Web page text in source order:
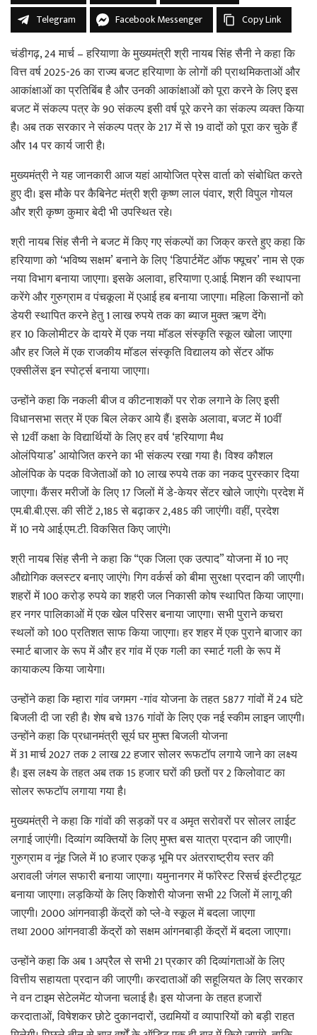
Telegram
Facebook Messenger Copy Link
चंडीगढ़, 24 मार्च – हरियाणा के मुख्यमंत्री श्री नायब सिंह सैनी ने कहा कि
वित्त वर्ष 2025-26 का राज्य बजट हरियाणा के लोगों की प्राथमिकताओं और
आकांक्षाओं का प्रतिबिंब है और उनकी आकांक्षाओं को पूरा करने के लिए इस
बजट में संकल्प पत्र के 90 संकल्प इसी वर्ष पूरे करने का संकल्प व्यक्त किया
है। अब तक सरकार ने संकल्प पत्र के 217 में से 19 वादों को पूरा कर चुके हैं
और 14 पर कार्य जारी है।
मुख्यमंत्री ने यह जानकारी आज यहां आयोजित प्रेस वार्ता को संबोधित करते
हुए दी। इस मौके पर कैबिनेट मंत्री श्री कृष्ण लाल पंवार, श्री विपुल गोयल
और श्री कृष्ण कुमार बेदी भी उपस्थित रहे।
श्री नायब सिंह सैनी ने बजट में किए गए संकल्पों का जिक्र करते हुए कहा कि
हरियाणा को ‘भविष्य सक्षम’ बनाने के लिए ‘डिपार्टमेंट ऑफ फ्यूचर’ नाम से एक
नया विभाग बनाया जाएगा। इसके अलावा, हरियाणा ए.आई. मिशन की स्थापना
करेंगे और गुरुग्राम व पंचकूला में एआई हब बनाया जाएगा। महिला किसानों को
डेयरी स्थापित करने हेतु 1 लाख रुपये तक का ब्याज मुक्त ऋण देंगे।
हर 10 किलोमीटर के दायरे में एक नया मॉडल संस्कृति स्कूल खोला जाएगा
और हर जिले में एक राजकीय मॉडल संस्कृति विद्यालय को सेंटर ऑफ
एक्सीलेंस इन स्पोर्ट्स बनाया जाएगा।
उन्होंने कहा कि नकली बीज व कीटनाशकों पर रोक लगाने के लिए इसी
विधानसभा सत्र में एक बिल लेकर आये हैं। इसके अलावा, बजट में 10वीं
से 12वीं कक्षा के विद्यार्थियों के लिए हर वर्ष ‘हरियाणा मैथ
ओलंपियाड’ आयोजित करने का भी संकल्प रखा गया है। विश्व कौशल
ओलंपिक के पदक विजेताओं को 10 लाख रुपये तक का नकद पुरस्कार दिया
जाएगा। कैंसर मरीजों के लिए 17 जिलों में डे-केयर सेंटर खोले जाएंगे। प्रदेश में
एम.बी.बी.एस. की सीटें 2,185 से बढ़ाकर 2,485 की जाएंगी। वहीं, प्रदेश
में 10 नये आई.एम.टी. विकसित किए जाएंगे।
श्री नायब सिंह सैनी ने कहा कि “एक जिला एक उत्पाद” योजना में 10 नए
औद्योगिक क्लस्टर बनाए जाएंगे। गिग वर्कर्स को बीमा सुरक्षा प्रदान की जाएगी।
शहरों में 100 करोड़ रुपये का शहरी जल निकासी कोष स्थापित किया जाएगा।
हर नगर पालिकाओं में एक खेल परिसर बनाया जाएगा। सभी पुराने कचरा
स्थलों को 100 प्रतिशत साफ किया जाएगा। हर शहर में एक पुराने बाजार का
स्मार्ट बाजार के रूप में और हर गांव में एक गली का स्मार्ट गली के रूप में
कायाकल्प किया जायेगा।
उन्होंने कहा कि म्हारा गांव जगमग -गांव योजना के तहत 5877 गांवों में 24 घंटे
बिजली दी जा रही है। शेष बचे 1376 गांवों के लिए एक नई स्कीम लाइन जाएगी।
उन्होंने कहा कि प्रधानमंत्री सूर्य घर मुफ्त बिजली योजना
में 31 मार्च 2027 तक 2 लाख 22 हजार सोलर रूफटॉप लगाये जाने का लक्ष्य
है। इस लक्ष्य के तहत अब तक 15 हजार घरों की छतों पर 2 किलोवाट का
सोलर रूफटॉप लगाया गया है।
मुख्यमंत्री ने कहा कि गांवों की सड़कों पर व अमृत सरोवरों पर सोलर लाईट
लगाई जाएंगी। दिव्यांग व्यक्तियों के लिए मुफ्त बस यात्रा प्रदान की जाएगी।
गुरुग्राम व नूंह जिले में 10 हजार एकड़ भूमि पर अंतरराष्ट्रीय स्तर की
अरावली जंगल सफारी बनाया जाएगा। यमुनानगर में फॉरेस्ट रिसर्च इंस्टीट्यूट
बनाया जाएगा। लड़कियों के लिए किशोरी योजना सभी 22 जिलों में लागू की
जाएगी। 2000 आंगनवाड़ी केंद्रों को प्ले-वे स्कूल में बदला जाएगा
तथा 2000 आंगनवाडी केंद्रों को सक्षम आंगनबाड़ी केंद्रों में बदला जाएगा।
उन्होंने कहा कि अब 1 अप्रैल से सभी 21 प्रकार की दिव्यांगताओं के लिए
वित्तीय सहायता प्रदान की जाएगी। करदाताओं की सहूलियत के लिए सरकार
ने वन टाइम सेटेलमेंट योजना चलाई है। इस योजना के तहत हजारों
करदाताओं, विषेशकर छोटे दुकानदारों, उद्यमियों व व्यापारियों को बड़ी राहत